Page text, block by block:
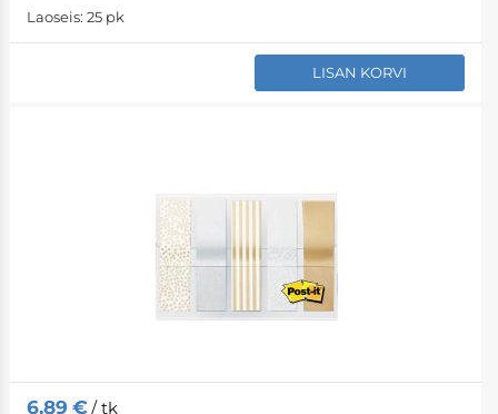
Laoseis: 25 pk
LISAN KORVI
6.89 €/ tk